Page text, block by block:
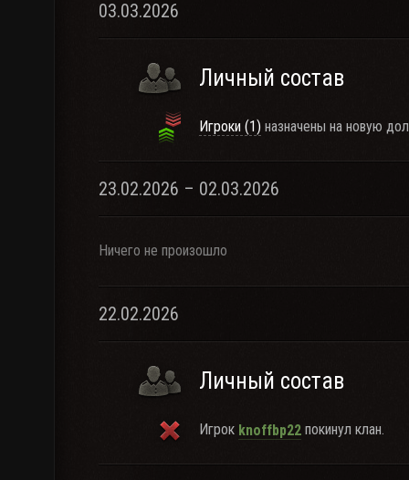
03.03.2026
Личный состав
Игроки (1) назначены на новую
23.02.2026 – 02.03.2026
Ничего не произошло
22.02.2026
Личный состав
Игрок knoffbp22 покинул клан.